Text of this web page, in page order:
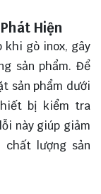
Hiện
khi gò inox, gây
sản phẩm. Để
sản phẩm dưới
bị kiểm tra
này giúp giảm
lượng sản